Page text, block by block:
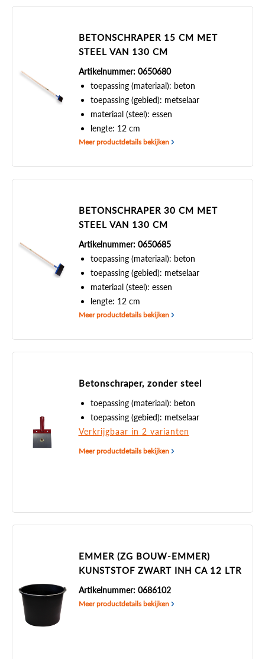
BETONSCHRAPER 15 CM MET
STEEL VAN 130 CM
Artikelnummer: 0650680
toepassing (materiaal): beton
toepassing (gebied): metselaar
materiaal (steel): essen
lengte: 12 cm
Meer productdetails bekijken
BETONSCHRAPER 30 CM MET
STEEL VAN 130 CM
Artikelnummer: 0650685
toepassing (materiaal): beton
toepassing (gebied): metselaar
materiaal (steel): essen
lengte: 12 cm
Meer productdetails bekijken
Betonschraper, zonder steel
toepassing (materiaal): beton
toepassing (gebied): metselaar
Verkrijgbaar in 2 varianten
Meer productdetails bekijken
EMMER (ZG BOUW-EMMER)
KUNSTSTOF ZWART INH CA 12 LTR
Artikelnummer: 0686102
Meer productdetails bekijken